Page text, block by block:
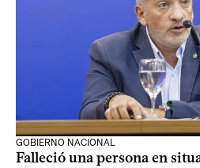
GOBIERNO NACIONAL
Falleció una persona en